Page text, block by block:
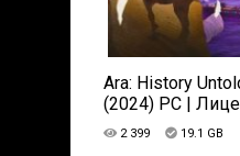
Ara: History
(2024) PC |
2 399 19.1 GB